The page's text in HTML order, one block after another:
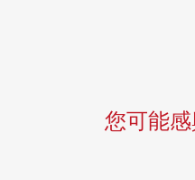
您可能